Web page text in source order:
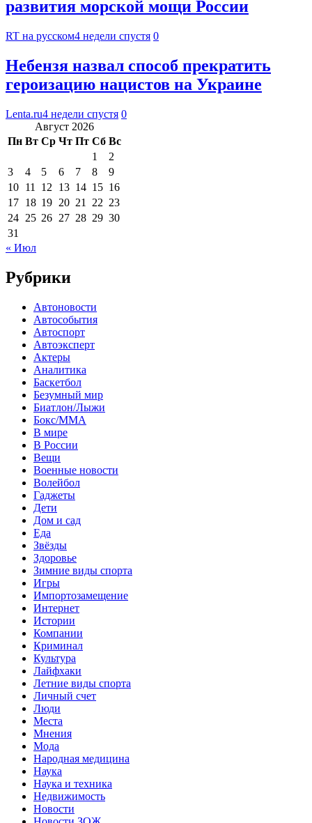
развития морской мощи России
RT на русском4 недели спустя 0
Небензя назвал способ прекратить
героизацию нацистов на Украине
Lenta.ru4 недели спустя 0
Август 2026
Пн Вт Ср Чт Пт Сб Вс
1
2
3
4 5 6 7 8
9
10 11 12 13 14 15 16
17 18 19 20 21 22 23
24 25 26 27 28 29 30
31
« Июл
Рубрики
Автоновости
Автособытия
Автоспорт
Автоэксперт
Актеры
Аналитика
Баскетбол
Безумный мир
Биатлон/Лыжи
Бокс/MMA
В мире
В России
Вещи
Военные новости
Волейбол
Гаджеты
Дети
Дом и сад
Еда
Звёзды
Здоровье
Зимние виды спорта
Игры
Импортозамещение
Интернет
Истории
Компании
Криминал
Культура
Лайфхаки
Летние виды спорта
Личный счет
Люди
Места
Мнения
Мода
Народная медицина
Наука
Наука и техника
Недвижимость
Новости